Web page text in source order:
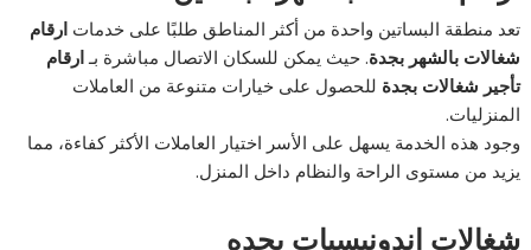
تعد منطقة البساتين واحدة من أكثر المناطق طلبًا على خدماتارقام
شغالات بالشهر بجدة. حيث يمكن للسكان الاتصال مباشرة بـارقام
تأجير شغالات بجدة للحصول على خيارات متنوعة من العاملات
المنزليات.
وجود هذه الخدمة يسهل على الأسر اختيار العاملات الأكثر كفاءة، مما
يزيد من مستوى الراحة والنظام داخل المنزل.
شغالات اندونيسيات بجده